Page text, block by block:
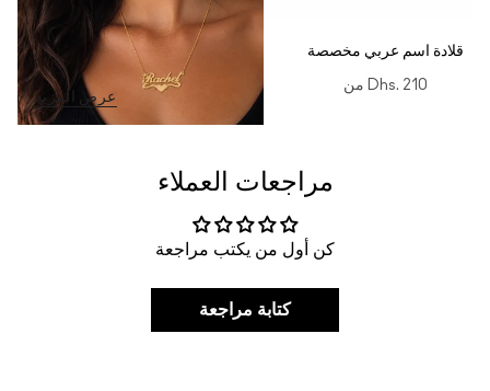
عرض المزيد
قلادة اسم عربي مخصصة
من Dhs. 210
مراجعات العملاء
كن أول من يكتب مراجعة
كتابة مراجعة